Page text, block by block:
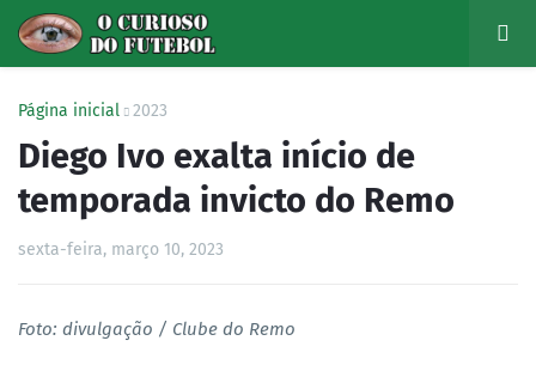
Página inicial 2023
Diego Ivo exalta início de
temporada invicto do Remo
sexta-feira, março 10, 2023
Foto: divulgação / Clube do Remo